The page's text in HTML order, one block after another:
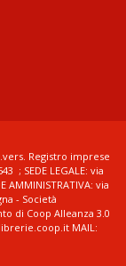
Registro imprese
; SEDE LEGALE: via
AMMINISTRATIVA: via
- Società
di Coop Alleanza 3.0
MAIL: